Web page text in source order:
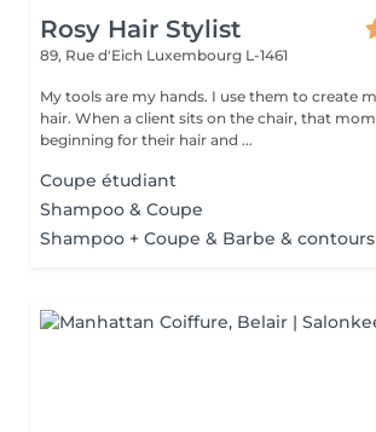
Rosy Hair Stylist
89, Rue d'Eich Luxembourg L-1461
My tools are my hands. I use them to create
hair. When a client sits on the chair, that
beginning for their hair and ...
Coupe étudiant
Shampoo & Coupe
Shampoo + Coupe & Barbe & contours